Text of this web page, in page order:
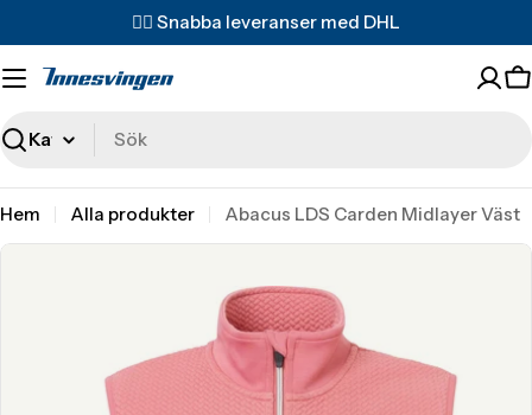
missing:
sv.accessibility.skip_to_text
✌🏼 Snabba leveranser med DHL
Sök
Hem Alla produkter
Abacus LDS Carden Midlayer Väst
Translation
sv.accessibility.skip_to_product_info